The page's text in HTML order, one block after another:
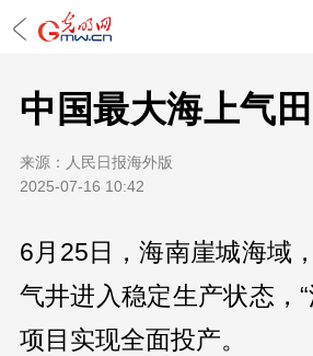
中国最大海上气
来源： 人民日报海外版
2025-07-16 10:42
6月25日，海南崖城海域
气井进入稳定生产状态，
项目实现全面投产。